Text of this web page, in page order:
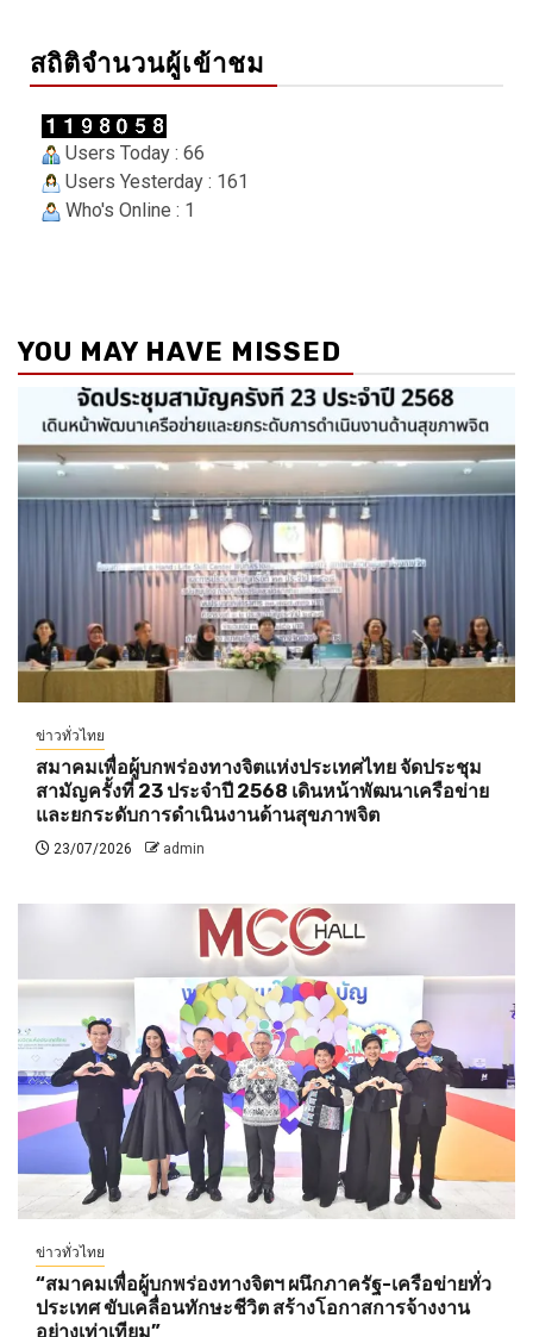
สถิติจำนวนผู้เข้าชม
Users Today : 66
Users Yesterday : 161
Who's Online : 1
YOU MAY HAVE MISSED
ข่าวทั่วไทย
สมาคมเพื่อผู้บกพร่องทางจิตแห่งประเทศไทย จัดประชุม
สามัญครั้งที่ 23 ประจำปี 2568 เดินหน้าพัฒนาเครือข่าย
และยกระดับการดำเนินงานด้านสุขภาพจิต
23/07/2026 admin
ข่าวทั่วไทย
“สมาคมเพื่อผู้บกพร่องทางจิตฯ ผนึกภาครัฐ-เครือข่ายทั่ว
ประเทศ ขับเคลื่อนทักษะชีวิต สร้างโอกาสการจ้างงาน
อย่างเท่าเทียม”